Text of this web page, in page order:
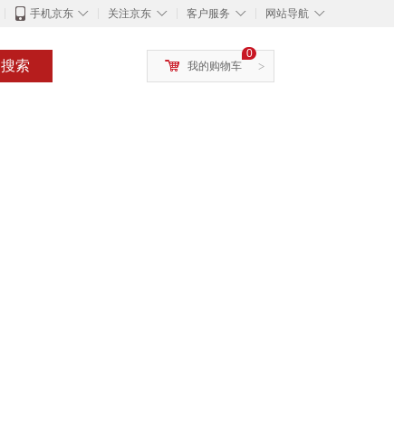
◇
手机京东 ◇
关注京东 ◇
客户服务 ◇
网站导航
搜索 >
0
我的购物车